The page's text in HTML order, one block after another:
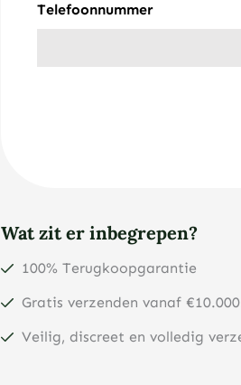
Telefoonnummer
Wat zit er inbegrepen?
100% Terugkoopgarantie
Gratis verzenden vanaf
Veilig, discreet en volledig